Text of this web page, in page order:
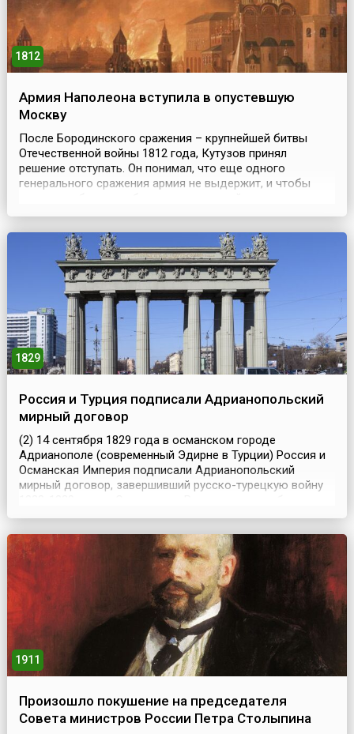
1812
Армия Наполеона вступила в опустевшую
Москву
После Бородинского сражения – крупнейшей битвы
Отечественной войны 1812 года, Кутузов принял
решение отступать. Он понимал, что еще одного
генерального сражения армия не выдержит, и чтобы
оставили Москву Наполеону.(2) 14 сентября 1812 года
вступила в опустевшую Москву. Наполеон был уверен,
1829
Россия и Турция подписали Адрианопольский
мирный договор
(2) 14 сентября 1829 года в османском городе
Адрианополе (современный Эдирне в Турции) Россия и
Османская Империя подписали Адрианопольский
мирный договор, завершивший русско-турецкую войну
подписан А.Ф. Орловым и Ф.П. Паленом, со стороны
беем.Согласно договору, Россия возвращала Турции
все территории в е...
1911
Произошло покушение на председателя
Совета министров России Петра Столыпина